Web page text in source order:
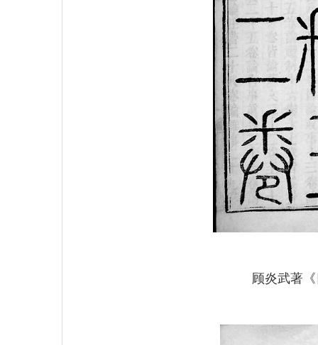
顾炎武著